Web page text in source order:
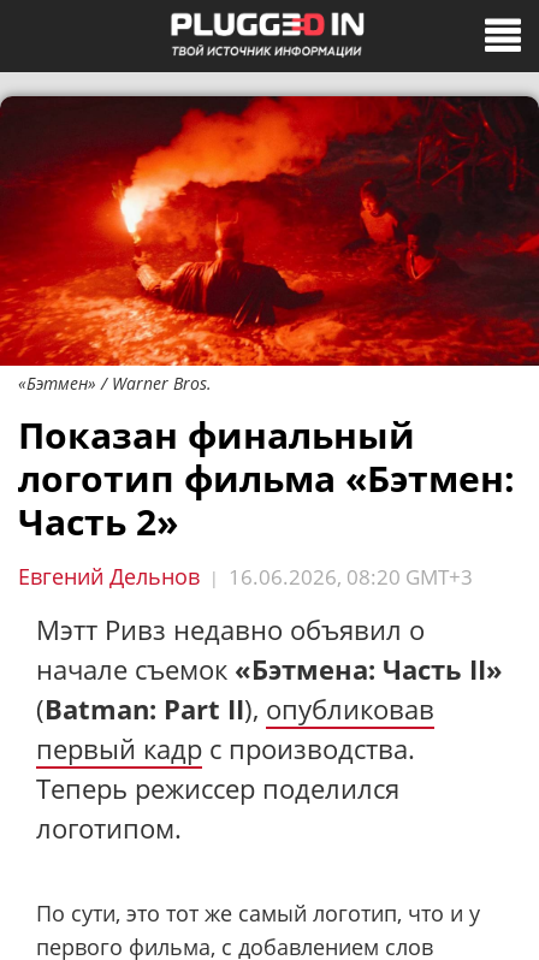
«Бэтмен» / Warner Bros.
Показан финальный
логотип фильма «Бэтмен:
Часть 2»
Евгений Дельнов | 16.06.2026, 08:20 GMT+3
Мэтт Ривз недавно объявил о
начале съемок «Бэтмена: Часть II»
(Batman: Part II), опубликовав
первый кадр с производства.
Теперь режиссер поделился
логотипом.
По сути, это тот же самый логотип, что и у
первого фильма, с добавлением слов